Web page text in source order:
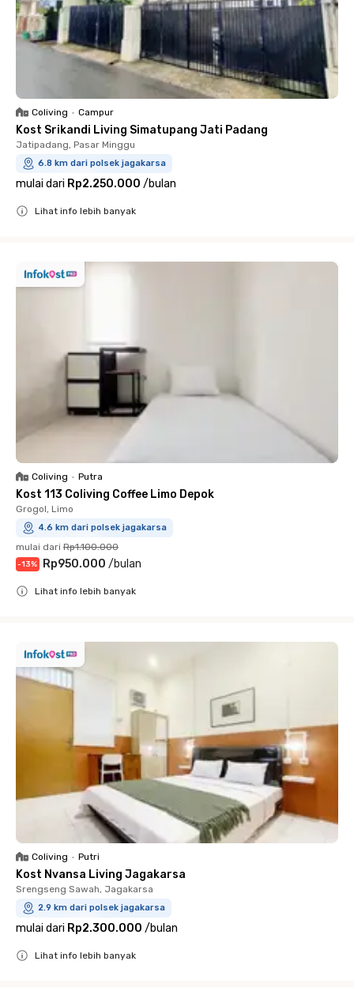
Coliving • Campur
Kost Srikandi Living Simatupang Jati Padang
Jatipadang, Pasar Minggu
6.8 km dari polsek jagakarsa
mulai dari Rp2.250.000 /bulan
Lihat info lebih banyak
Coliving • Putra
Kost 113 Coliving Coffee Limo Depok
Grogol, Limo
4.6 km dari polsek jagakarsa
mulai dari Rp1.100.000
-13% Rp950.000 /bulan
Lihat info lebih banyak
Coliving • Putri
Kost Nvansa Living Jagakarsa
Srengseng Sawah, Jagakarsa
2.9 km dari polsek jagakarsa
mulai dari Rp2.300.000 /bulan
Lihat info lebih banyak